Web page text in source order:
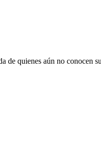
de quienes aún no conocen